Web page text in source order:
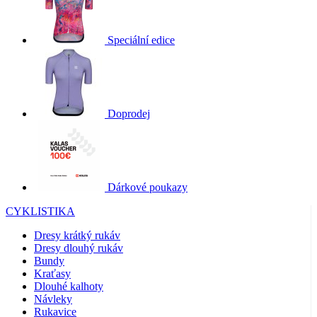
Speciální edice
Doprodej
Dárkové poukazy
CYKLISTIKA
Dresy krátký rukáv
Dresy dlouhý rukáv
Bundy
Kraťasy
Dlouhé kalhoty
Návleky
Rukavice